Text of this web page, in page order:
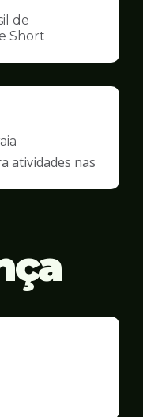
de
Short
atividades nas